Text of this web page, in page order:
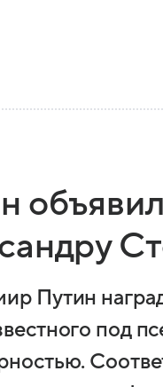
Путин
под